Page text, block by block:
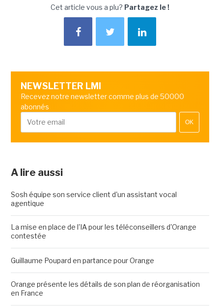
Cet article vous a plu? Partagez le !
NEWSLETTER LMI
Recevez notre newsletter comme plus de 50000
abonnés
OK
A lire aussi
Sosh équipe son service client d'un assistant vocal
agentique
La mise en place de l'IA pour les téléconseillers d'Orange
contestée
Guillaume Poupard en partance pour Orange
Orange présente les détails de son plan de réorganisation
en France